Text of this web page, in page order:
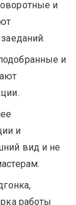
и
и
и
вид и не
работы